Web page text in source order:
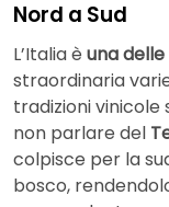
Nord a Sud
L’Italia è una
straordinaria
tradizioni vinicole
non parlare del
colpisce per la
bosco,